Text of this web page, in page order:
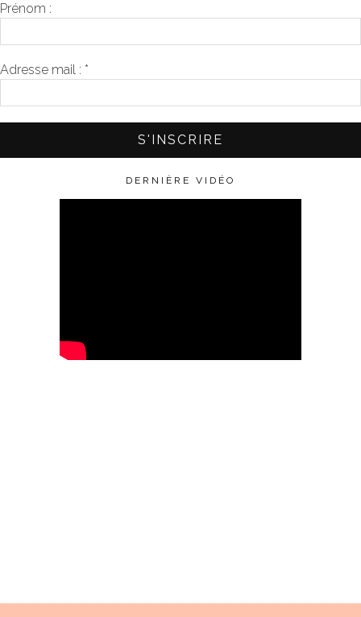
Prénom :
Adresse mail : *
DERNIÈRE VIDÉO